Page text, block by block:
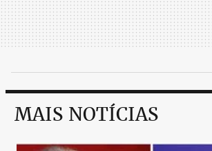
MAIS NOTÍCIAS